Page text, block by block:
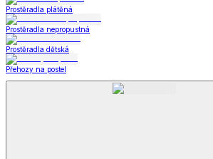
Prostěradla plátěná
Prostěradla nepropustná
Prostěradla dětská
Přehozy na postel